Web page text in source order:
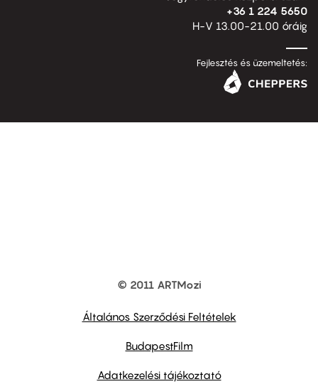
+36 1 224 5650
H-V 13.00-21.00 óráig
Fejlesztés és üzemeltetés:
© 2011 ARTMozi
Általános Szerződési Feltételek
BudapestFilm
Adatkezelési tájékoztató